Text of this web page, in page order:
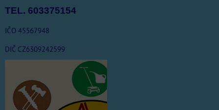
TEL. 603375154
IČO 45567948
DIČ CZ6309242599